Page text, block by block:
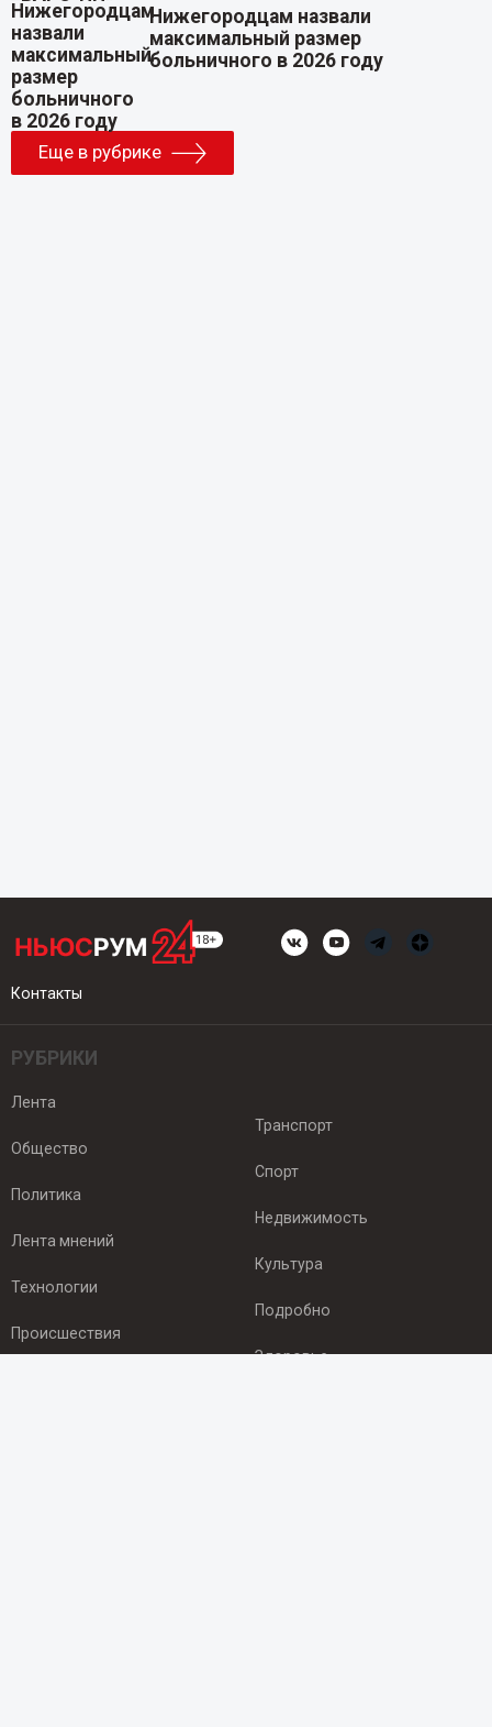
Нижегородцам назвали
максимальный размер
больничного в 2026 году
Еще в рубрике
Контакты
РУБРИКИ
Лента
Общество
Политика
Лента мнений
Технологии
Происшествия
Транспорт
Спорт
Недвижимость
Культура
Подробно
Здоровье